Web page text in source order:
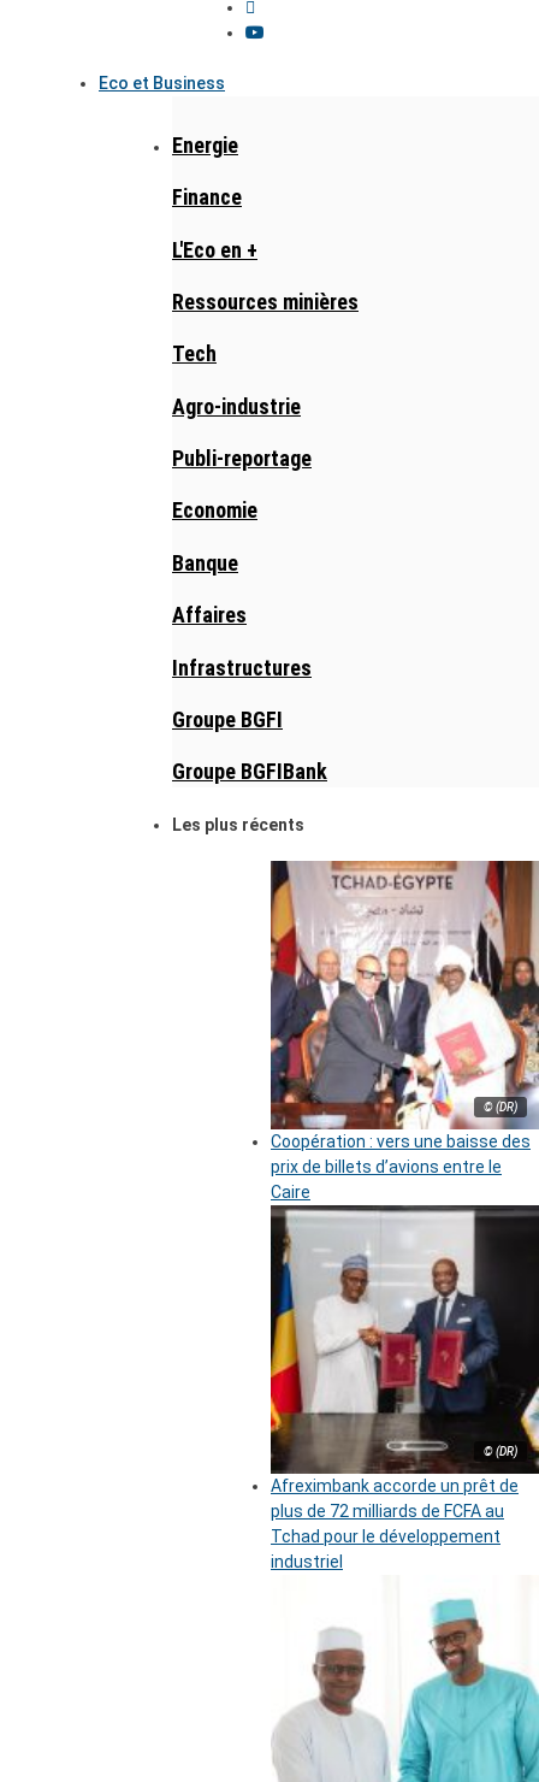
Eco et Business
Energie
Finance
L'Eco en +
Ressources minières
Tech
Agro-industrie
Publi-reportage
Economie
Banque
Affaires
Infrastructures
Groupe BGFI
Groupe BGFIBank
Les plus récents
© (DR)
Coopération : vers une baisse des
prix de billets d’avions entre le
Caire
© (DR)
Afreximbank accorde un prêt de
plus de 72 milliards de FCFA au
Tchad pour le développement
industriel